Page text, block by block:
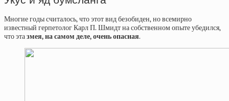
Многие годы считалось, что этот вид безобиден, но всемирно
известный герпетолог Карл П. Шмидт на собственном опыте убедился,
что этазмея, на самом деле, очень опасная.